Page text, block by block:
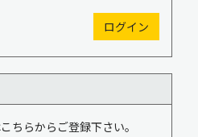
ちらからご登録下さい。